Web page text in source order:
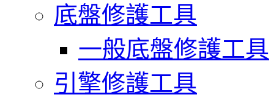
底盤修護工具
一般底盤修護工具
引擎修護工具